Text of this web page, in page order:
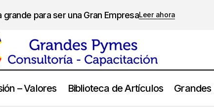
para ser una Gran EmpresaLeer ahora
– Valores Biblioteca de Artículos